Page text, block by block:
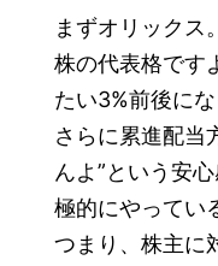
まずオリックス
株の代表格です
たい3%前後にな
さらに累進配当
んよ”という安
極的にやってい
つまり、株主に